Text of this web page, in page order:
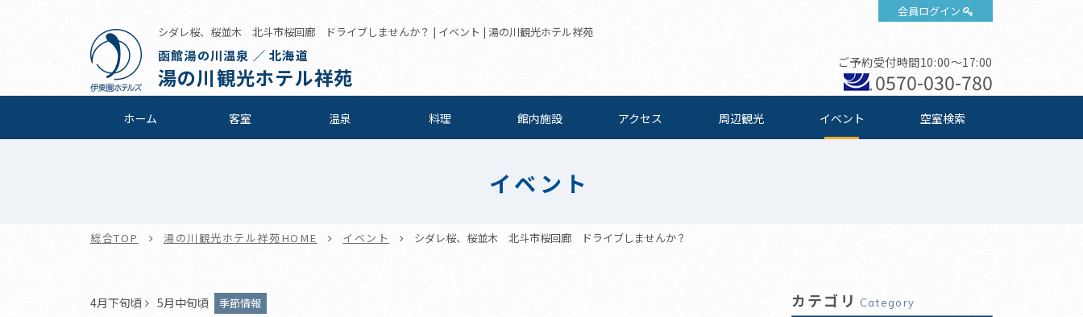
会員ログイン
シダレ桜、桜並木 北斗市桜回廊 ドライブしませんか？ | イベント | 湯の川観光ホテル祥苑
函館湯の川温泉 ／ 北海道
湯の川観光ホテル祥苑
ご予約受付時間10:00～17:00
0570-030-780
ホーム 客室 温泉 料理 館内施設 アクセス 周辺観光 イベント 空室検索
イベント
総合TOP 湯の川観光ホテル祥苑HOME イベント シダレ桜、桜並木 北斗市桜回廊 ドライブしませんか？
4月下旬頃 5月中旬頃 季節情報 カテゴリ Category